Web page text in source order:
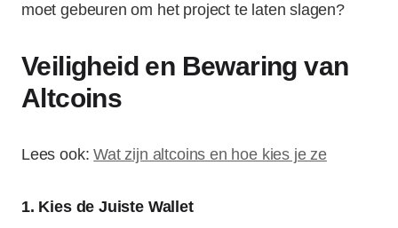
moet gebeuren om het project te laten slagen?
Veiligheid en Bewaring van
Altcoins
Lees ook:Wat zijn altcoins en hoe kies je ze
1. Kies de Juiste Wallet